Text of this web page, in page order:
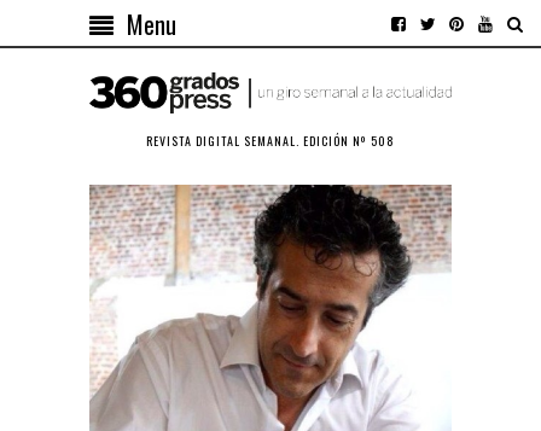
Menu
REVISTA DIGITAL SEMANAL. EDICIÓN Nº 508